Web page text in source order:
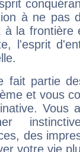
à ne pas
à la frontière
l'esprit
fait partie
et vous
Vous
des
votre vie